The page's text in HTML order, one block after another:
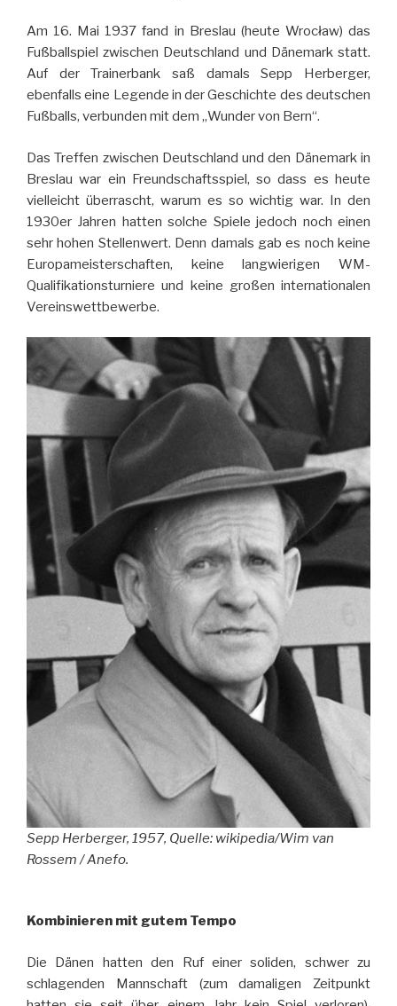
Am 16. Mai 1937 fand in Breslau (heute Wrocław) das
Fußballspiel zwischen Deutschland und Dänemark statt.
Auf der Trainerbank saß damals Sepp Herberger,
ebenfalls eine Legende in der Geschichte des deutschen
Fußballs, verbunden mit dem „Wunder von Bern“.
Das Treffen zwischen Deutschland und den Dänemark in
Breslau war ein Freundschaftsspiel, so dass es heute
vielleicht überrascht, warum es so wichtig war. In den
1930er Jahren hatten solche Spiele jedoch noch einen
sehr hohen Stellenwert. Denn damals gab es noch keine
Europameisterschaften, keine langwierigen WM-
Qualifikationsturniere und keine großen internationalen
Vereinswettbewerbe.
Sepp Herberger, 1957, Quelle: wikipedia/Wim van
Rossem / Anefo.
Kombinieren mit gutem Tempo
Die Dänen hatten den Ruf einer soliden, schwer zu
schlagenden Mannschaft (zum damaligen Zeitpunkt